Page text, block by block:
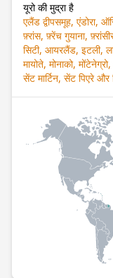
यूरो की मुद्रा है
एलैंड द्वीपसमूह, एंडोरा,
फ़्रांस, फ़्रेंच गुयाना,
सिटी, आयरलैंड, इटली,
मायोते, मोनाको,
सेंट मार्टिन, सेंट पिएरे और